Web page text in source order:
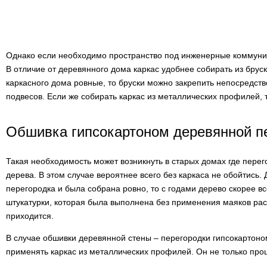
Однако если необходимо пространство под инженерные
В отличие от деревянного дома каркас удобнее собирать из
каркасного дома ровные, то бруски можно закрепить
подвесов. Если же собирать каркас из металлических профилей,
Обшивка гипсокартоном деревянной
Такая необходимость может возникнуть в старых домах где
дерева. В этом случае вероятнее всего без каркаса не
перегородка и была собрана ровно, то с годами дерево скорее
штукатурки, которая была выполнена без применения маяков
приходится.
В случае обшивки деревянной стены – перегородки
применять каркас из металлических профилей. Он не только